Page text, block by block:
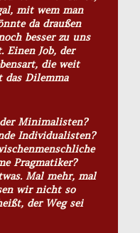
mit wem man
da draußen
besser zu uns
Einen Job, der
die weit
das Dilemma
Minimalisten?
Individualisten?
Pragmatiker?
Mal mehr, mal
wir nicht so
der Weg sei